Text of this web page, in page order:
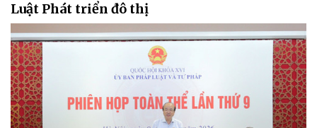
Luật Phát triển đô thị